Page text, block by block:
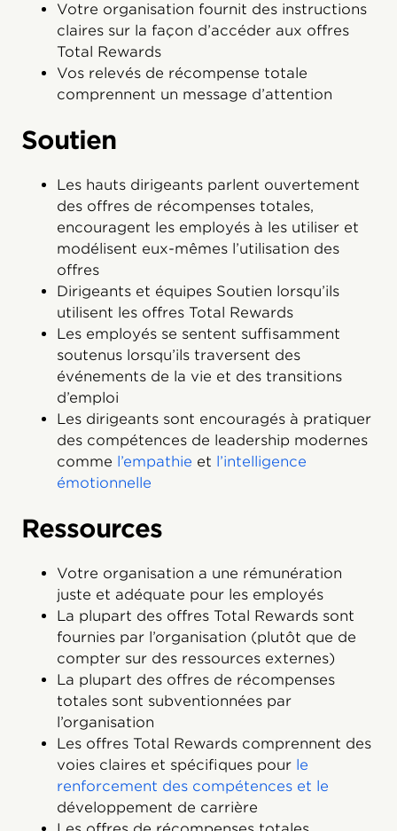
Votre organisation fournit des instructions
claires sur la façon d’accéder aux offres
Total Rewards
Vos relevés de récompense totale
comprennent un message d’attention
Soutien
Les hauts dirigeants parlent ouvertement
des offres de récompenses totales,
encouragent les employés à les utiliser et
modélisent eux-mêmes l’utilisation des
offres
Dirigeants et équipes Soutien lorsqu’ils
utilisent les offres Total Rewards
Les employés se sentent suffisamment
soutenus lorsqu’ils traversent des
événements de la vie et des transitions
d’emploi
Les dirigeants sont encouragés à pratiquer
des compétences de leadership modernes
comme l’empathie et l’intelligence
émotionnelle
Ressources
Votre organisation a une rémunération
juste et adéquate pour les employés
La plupart des offres Total Rewards sont
fournies par l’organisation (plutôt que de
compter sur des ressources externes)
La plupart des offres de récompenses
totales sont subventionnées par
l’organisation
Les offres Total Rewards comprennent des
voies claires et spécifiques pour le
renforcement des compétences et le
développement de carrière